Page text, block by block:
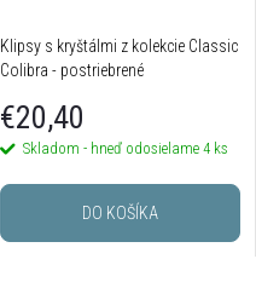
Klipsy s kryštálmi z kolekcie Classic
Colibra - postriebrené
€20,40
Skladom - hneď odosielame 4 ks
DO KOŠÍKA